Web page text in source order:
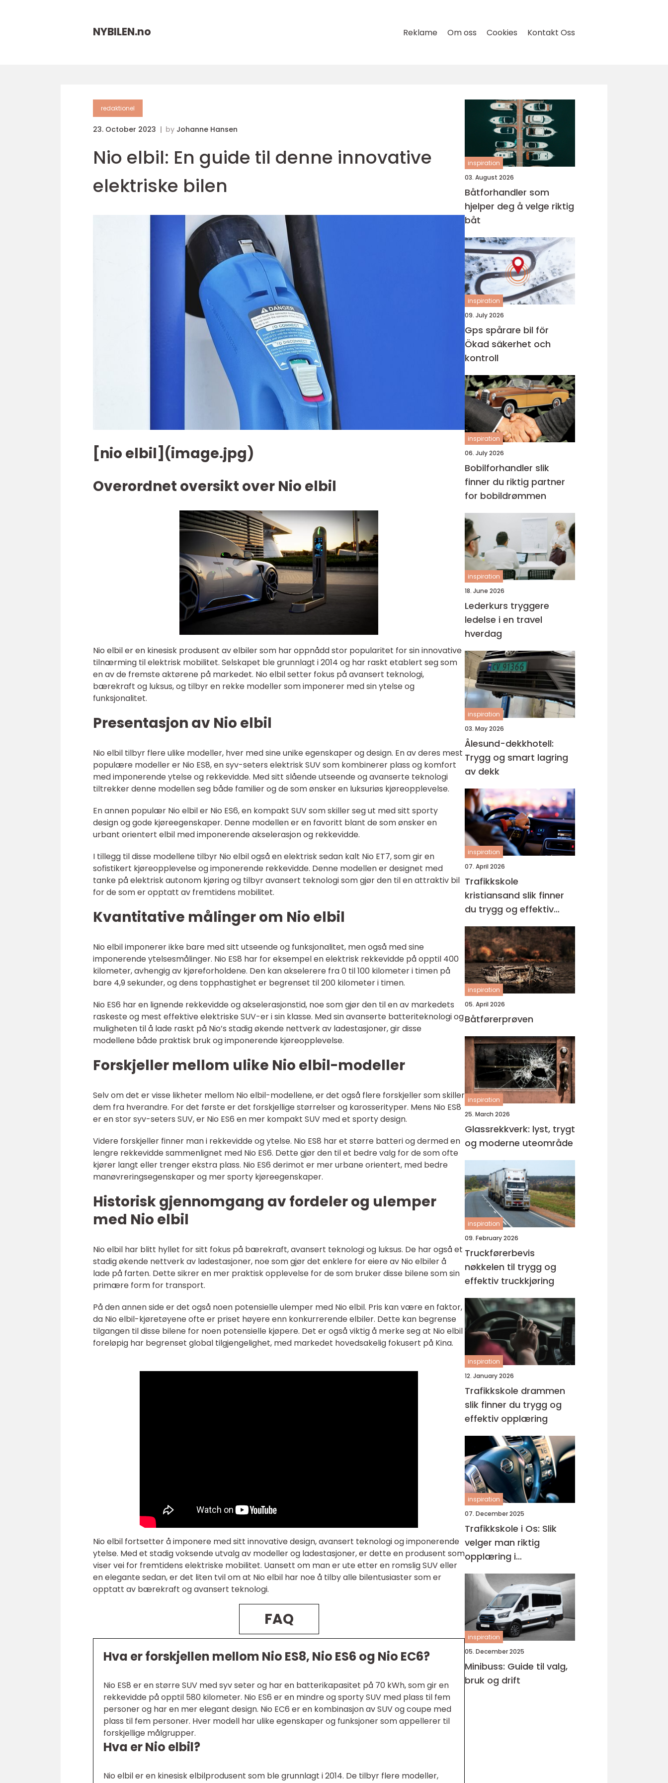
NYBILEN.no Reklame Om oss Cookies Kontakt Oss
redaktionel
23. October 2023 by Johanne Hansen
Nio elbil: En guide til denne innovative
elektriske bilen
[nio elbil](image.jpg)
Overordnet oversikt over Nio elbil
Nio elbil er en kinesisk produsent av elbiler som har oppnådd stor popularitet for sin innovative
tilnærming til elektrisk mobilitet. Selskapet ble grunnlagt i 2014 og har raskt etablert seg som
en av de fremste aktørene på markedet. Nio elbil setter fokus på avansert teknologi,
bærekraft og luksus, og tilbyr en rekke modeller som imponerer med sin ytelse og
funksjonalitet.
Presentasjon av Nio elbil
Nio elbil tilbyr flere ulike modeller, hver med sine unike egenskaper og design. En av deres mest
populære modeller er Nio ES8, en syv-seters elektrisk SUV som kombinerer plass og komfort
med imponerende ytelse og rekkevidde. Med sitt slående utseende og avanserte teknologi
tiltrekker denne modellen seg både familier og de som ønsker en luksuriøs kjøreopplevelse.
En annen populær Nio elbil er Nio ES6, en kompakt SUV som skiller seg ut med sitt sporty
design og gode kjøreegenskaper. Denne modellen er en favoritt blant de som ønsker en
urbant orientert elbil med imponerende akselerasjon og rekkevidde.
I tillegg til disse modellene tilbyr Nio elbil også en elektrisk sedan kalt Nio ET7, som gir en
sofistikert kjøreopplevelse og imponerende rekkevidde. Denne modellen er designet med
tanke på elektrisk autonom kjøring og tilbyr avansert teknologi som gjør den til en attraktiv bil
for de som er opptatt av fremtidens mobilitet.
Kvantitative målinger om Nio elbil
Nio elbil imponerer ikke bare med sitt utseende og funksjonalitet, men også med sine
imponerende ytelsesmålinger. Nio ES8 har for eksempel en elektrisk rekkevidde på opptil 400
kilometer, avhengig av kjøreforholdene. Den kan akselerere fra 0 til 100 kilometer i timen på
bare 4,9 sekunder, og dens topphastighet er begrenset til 200 kilometer i timen.
Nio ES6 har en lignende rekkevidde og akselerasjonstid, noe som gjør den til en av markedets
raskeste og mest effektive elektriske SUV-er i sin klasse. Med sin avanserte batteriteknologi og
muligheten til å lade raskt på Nio’s stadig økende nettverk av ladestasjoner, gir disse
modellene både praktisk bruk og imponerende kjøreopplevelse.
Forskjeller mellom ulike Nio elbil-modeller
Selv om det er visse likheter mellom Nio elbil-modellene, er det også flere forskjeller som skiller
dem fra hverandre. For det første er det forskjellige størrelser og karosserityper. Mens Nio ES8
er en stor syv-seters SUV, er Nio ES6 en mer kompakt SUV med et sporty design.
Videre forskjeller finner man i rekkevidde og ytelse. Nio ES8 har et større batteri og dermed en
lengre rekkevidde sammenlignet med Nio ES6. Dette gjør den til et bedre valg for de som ofte
kjører langt eller trenger ekstra plass. Nio ES6 derimot er mer urbane orientert, med bedre
manøvreringsegenskaper og mer sporty kjøreegenskaper.
Historisk gjennomgang av fordeler og ulemper
med Nio elbil
Nio elbil har blitt hyllet for sitt fokus på bærekraft, avansert teknologi og luksus. De har også et
stadig økende nettverk av ladestasjoner, noe som gjør det enklere for eiere av Nio elbiler å
lade på farten. Dette sikrer en mer praktisk opplevelse for de som bruker disse bilene som sin
primære form for transport.
På den annen side er det også noen potensielle ulemper med Nio elbil. Pris kan være en faktor,
da Nio elbil-kjøretøyene ofte er priset høyere enn konkurrerende elbiler. Dette kan begrense
tilgangen til disse bilene for noen potensielle kjøpere. Det er også viktig å merke seg at Nio elbil
foreløpig har begrenset global tilgjengelighet, med markedet hovedsakelig fokusert på Kina.
Nio elbil fortsetter å imponere med sitt innovative design, avansert teknologi og imponerende
ytelse. Med et stadig voksende utvalg av modeller og ladestasjoner, er dette en produsent som
viser vei for fremtidens elektriske mobilitet. Uansett om man er ute etter en romslig SUV eller
en elegante sedan, er det liten tvil om at Nio elbil har noe å tilby alle bilentusiaster som er
opptatt av bærekraft og avansert teknologi.
FAQ
Hva er forskjellen mellom Nio ES8, Nio ES6 og Nio EC6?
Nio ES8 er en større SUV med syv seter og har en batterikapasitet på 70 kWh, som gir en
rekkevidde på opptil 580 kilometer. Nio ES6 er en mindre og sporty SUV med plass til fem
personer og har en mer elegant design. Nio EC6 er en kombinasjon av SUV og coupe med
plass til fem personer. Hver modell har ulike egenskaper og funksjoner som appellerer til
forskjellige målgrupper.
Hva er Nio elbil?
Nio elbil er en kinesisk elbilprodusent som ble grunnlagt i 2014. De tilbyr flere modeller,
inspiration
03. August 2026
Båtforhandler som
hjelper deg å velge riktig
båt
inspiration
09. July 2026
Gps spårare bil för
Ökad säkerhet och
kontroll
inspiration
06. July 2026
Bobilforhandler slik
finner du riktig partner
for bobildrømmen
inspiration
18. June 2026
Lederkurs tryggere
ledelse i en travel
hverdag
inspiration
03. May 2026
Ålesund-dekkhotell:
Trygg og smart lagring
av dekk
inspiration
07. April 2026
Trafikkskole
kristiansand slik finner
du trygg og effektiv
opplæring
inspiration
05. April 2026
Båtførerprøven
inspiration
25. March 2026
Glassrekkverk: lyst, trygt
og moderne uteområde
inspiration
09. February 2026
Truckførerbevis
nøkkelen til trygg og
effektiv truckkjøring
inspiration
12. January 2026
Trafikkskole drammen
slik finner du trygg og
effektiv opplæring
inspiration
07. December 2025
Trafikkskole i Os: Slik
velger man riktig
opplæring i
Bjørnafjorden
inspiration
05. December 2025
Minibuss: Guide til valg,
bruk og drift